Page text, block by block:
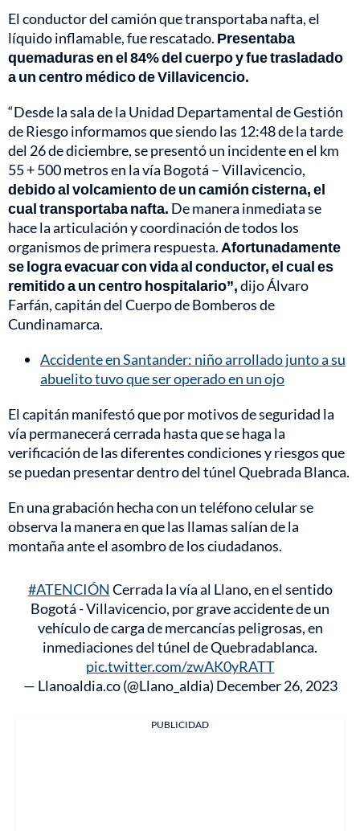
El conductor del camión que transportaba nafta, el
líquido inflamable, fue rescatado. Presentaba
quemaduras en el 84% del cuerpo y fue trasladado
a un centro médico de Villavicencio.
“Desde la sala de la Unidad Departamental de Gestión
de Riesgo informamos que siendo las 12:48 de la tarde
del 26 de diciembre, se presentó un incidente en el km
55 + 500 metros en la vía Bogotá – Villavicencio,
debido al volcamiento de un camión cisterna, el
cual transportaba nafta. De manera inmediata se
hace la articulación y coordinación de todos los
organismos de primera respuesta. Afortunadamente
se logra evacuar con vida al conductor, el cual es
remitido a un centro hospitalario”,dijo Álvaro
Farfán, capitán del Cuerpo de Bomberos de
Cundinamarca.
Accidente en Santander: niño arrollado junto a su
abuelito tuvo que ser operado en un ojo
El capitán manifestó que por motivos de seguridad la
vía permanecerá cerrada hasta que se haga la
verificación de las diferentes condiciones y riesgos que
se puedan presentar dentro del túnel Quebrada Blanca.
En una grabación hecha con un teléfono celular se
observa la manera en que las llamas salían de la
montaña ante el asombro de los ciudadanos.
#ATENCIÓN Cerrada la vía al Llano, en el sentido
Bogotá - Villavicencio, por grave accidente de un
vehículo de carga de mercancías peligrosas, en
inmediaciones del túnel de Quebradablanca.
pic.twitter.com/zwAK0yRATT
— Llanoaldia.co (@Llano_aldia) December 26, 2023
PUBLICIDAD